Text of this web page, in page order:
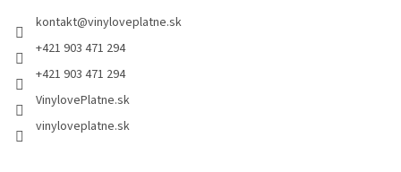
kontakt@vinyloveplatne.sk
+421 903 471 294
+421 903 471 294
VinylovePlatne.sk
vinyloveplatne.sk